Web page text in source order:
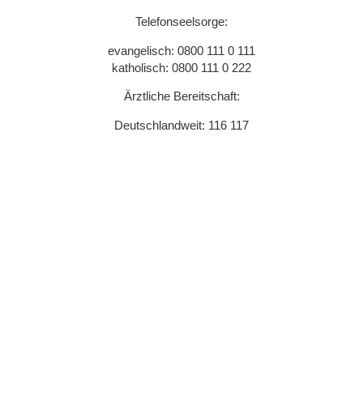
Telefonseelsorge:
evangelisch: 0800 111 0 111
katholisch: 0800 111 0 222
Ärztliche Bereitschaft:
Deutschlandweit: 116 117